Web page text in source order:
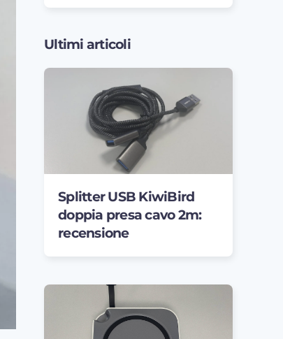
Ultimi articoli
Splitter USB KiwiBird
doppia presa cavo 2m:
recensione